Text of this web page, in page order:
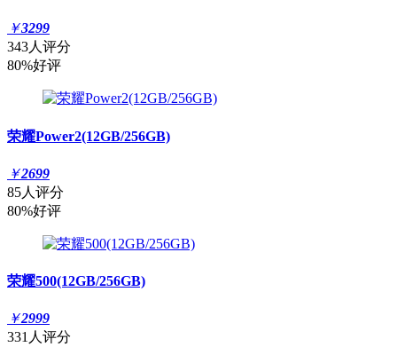
￥3299
343人评分
80%好评
荣耀Power2(12GB/256GB)
￥2699
85人评分
80%好评
荣耀500(12GB/256GB)
￥2999
331人评分